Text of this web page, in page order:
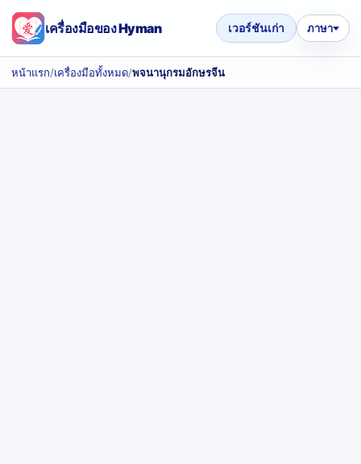
เครื่องมือของ Hyman เวอร์ชันเก่า ภาษา
หน้าแรก/เครื่องมือทั้งหมด/พจนานุกรมอักษรจีน